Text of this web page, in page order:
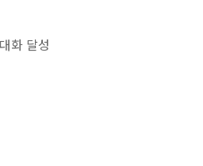
화 달성